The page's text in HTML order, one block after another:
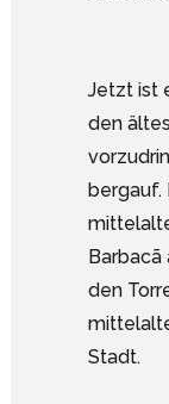
Jetzt ist
den
bergauf.
Barbacã
den
Stadt.